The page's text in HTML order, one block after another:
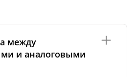
между
и аналоговыми